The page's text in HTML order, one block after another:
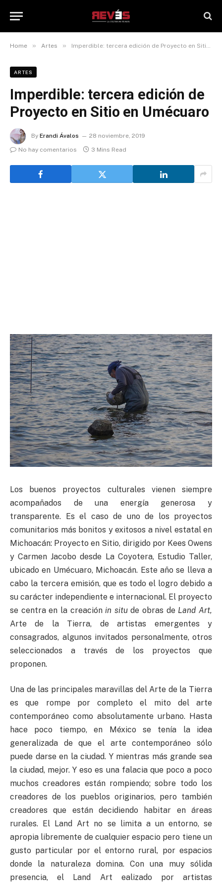
Home » Artes » Imperdible: tercera edición de Proyecto en Sitio en Umécuaro
ARTES
Imperdible: tercera edición de
Proyecto en Sitio en Umécuaro
By Erandi Ávalos
28 noviembre, 2019
No hay comentarios
3 Mins Read
Los buenos proyectos culturales vienen siempre
acompañados de una energía generosa y
transparente. Es el caso de uno de los proyectos
comunitarios más bonitos y exitosos a nivel estatal en
Michoacán: Proyecto en Sitio, dirigido por Kees Owens
y Carmen Jacobo desde La Coyotera, Estudio Taller,
ubicado en Umécuaro, Michoacán. Este año se lleva a
cabo la tercera emisión, que es todo el logro debido a
su carácter independiente e internacional. El proyecto
se centra en la creaciónin situde obras de Land Art,
Arte de la Tierra, de artistas emergentes y
consagrados, algunos invitados personalmente, otros
seleccionados a través de los proyectos que
proponen.
Una de las principales maravillas del Arte de la Tierra
es que rompe por completo el mito del arte
contemporáneo como absolutamente urbano. Hasta
hace poco tiempo, en México se tenía la idea
generalizada de que el arte contemporáneo sólo
puede darse en la ciudad. Y mientras más grande sea
la ciudad, mejor. Y eso es una falacia que poco a poco
muchos creadores están rompiendo; sobre todo los
creadores de los pueblos originarios, pero también
creadores que están decidiendo habitar en áreas
rurales. El Land Art no se limita a un entorno, se
apropia libremente de cualquier espacio pero tiene un
gusto particular por el entorno rural, por espacios
donde la naturaleza domina. Con una muy sólida
presencia, el Land Art ealizado por artistas